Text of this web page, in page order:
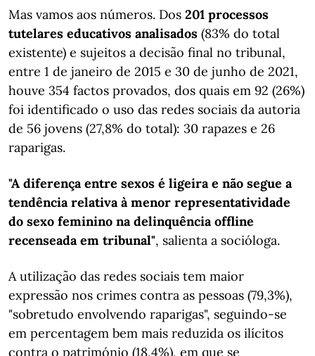
Mas vamos aos números. Dos 201 processos
tutelares educativos analisados (83% do total
existente) e sujeitos a decisão final no tribunal,
entre 1 de janeiro de 2015 e 30 de junho de 2021,
houve 354 factos provados, dos quais em 92 (26%)
foi identificado o uso das redes sociais da autoria
de 56 jovens (27,8% do total): 30 rapazes e 26
raparigas.
"A diferença entre sexos é ligeira e não segue a
tendência relativa à menor representatividade
do sexo feminino na delinquência offline
recenseada em tribunal", salienta a socióloga.
A utilização das redes sociais tem maior
expressão nos crimes contra as pessoas (79,3%),
"sobretudo envolvendo raparigas", seguindo-se
em percentagem bem mais reduzida os ilícitos
contra o património (18,4%), em que se